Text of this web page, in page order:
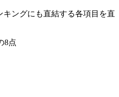
ングにも直結する各項目を直
8点